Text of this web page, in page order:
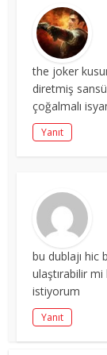
the joker
diretmiş
çoğalmalı
Yanıt
bu dublajı hic
ulaştırabilir
istiyorum
Yanıt